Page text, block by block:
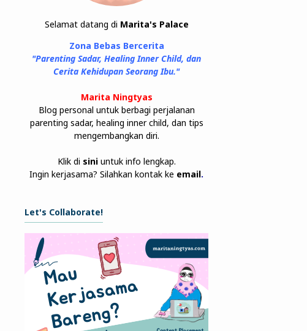
Selamat datang di Marita's Palace
Zona Bebas Bercerita
"Parenting Sadar, Healing Inner Child, dan
Cerita Kehidupan Seorang Ibu."
Marita Ningtyas
Blog personal untuk berbagi perjalanan
parenting sadar, healing inner child, dan tips
mengembangkan diri.
Klik di sini untuk info lengkap.
Ingin kerjasama? Silahkan kontak ke email.
Let's Collaborate!